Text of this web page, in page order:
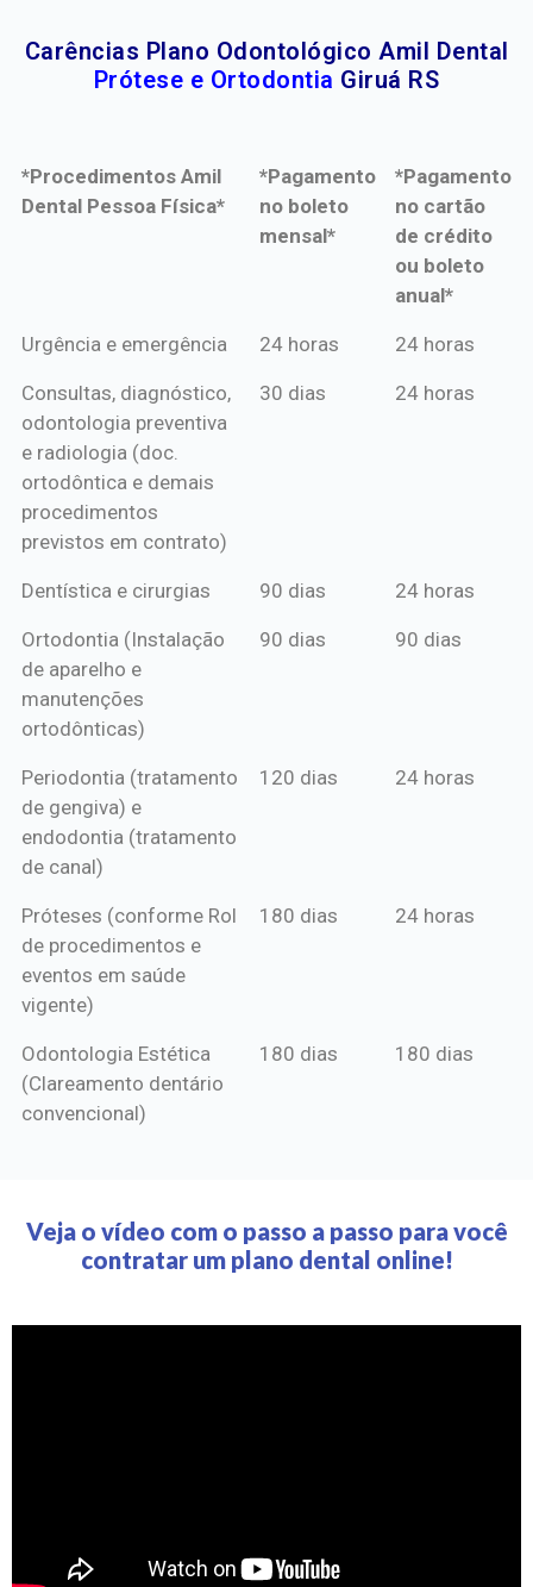
Carências Plano Odontológico Amil Dental
Prótese e Ortodontia Giruá RS
*Procedimentos Amil
Dental Pessoa Física*
*Pagamento
no boleto
mensal*
*Pagamento
no cartão
de crédito
ou boleto
anual*
*Procedimentos Amil
*Pagamento
mensal*
*Pagamento
de crédito
Urgência e emergência 24 horas 24 horas
Consultas, diagnóstico,
odontologia preventiva
e radiologia (doc.
ortodôntica e demais
procedimentos
previstos em contrato)
30 dias 24 horas
Dentística e cirurgias 90 dias 24 horas
Ortodontia (Instalação
de aparelho e
manutenções
ortodônticas)
90 dias 90 dias
Periodontia (tratamento
de gengiva) e
endodontia (tratamento
de canal)
120 dias 24 horas
Próteses (conforme Rol
de procedimentos e
eventos em saúde
vigente)
180 dias 24 horas
Odontologia Estética
(Clareamento dentário
convencional)
180 dias 180 dias
Veja o vídeo com o passo a passo para você
contratar um plano dental online!